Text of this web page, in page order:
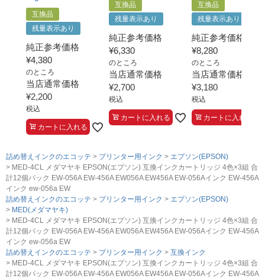
互換品
残量表示あり
純正参考価格
¥4,380
のところ
当店通常価格
¥2,200
税込
カートに入れる
互換品
残量表示あり
純正参考価格
¥6,330
のところ
当店通常価格
¥2,700
税込
カートに入れる
互換品
残量表示あり
純正参考価格
¥8,280
のところ
当店通常価格
¥3,180
税込
カートに入れる
詰め替えインクのエコッテ プリンター用インク
エプソン(EPSON)
MED-4CL メダマヤキ EPSON(エプソン) 互換インクカートリッジ 4色×3組 合
計12個パック EW-056A EW-456A EW056A EW456A EW-056Aインク EW-456A
インク ew-056a EW
詰め替えインクのエコッテ
プリンター用インク
エプソン(EPSON)
MED(メダマヤキ)
MED-4CL メダマヤキ EPSON(エプソン) 互換インクカートリッジ 4色×3組 合
計12個パック EW-056A EW-456A EW056A EW456A EW-056Aインク EW-456A
インク ew-056a EW
詰め替えインクのエコッテ
プリンター用インク
互換インク
MED-4CL メダマヤキ EPSON(エプソン) 互換インクカートリッジ 4色×3組 合
計12個パック EW-056A EW-456A EW056A EW456A EW-056Aインク EW-456A